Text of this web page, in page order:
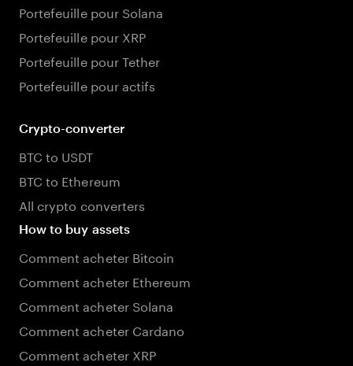
Portefeuille pour Solana
Portefeuille pour XRP
Portefeuille pour Tether
Portefeuille pour actifs
Crypto-converter
BTC to USDT
BTC to Ethereum
All crypto converters
How to buy assets
Comment acheter Bitcoin
Comment acheter Ethereum
Comment acheter Solana
Comment acheter Cardano
Comment acheter XRP